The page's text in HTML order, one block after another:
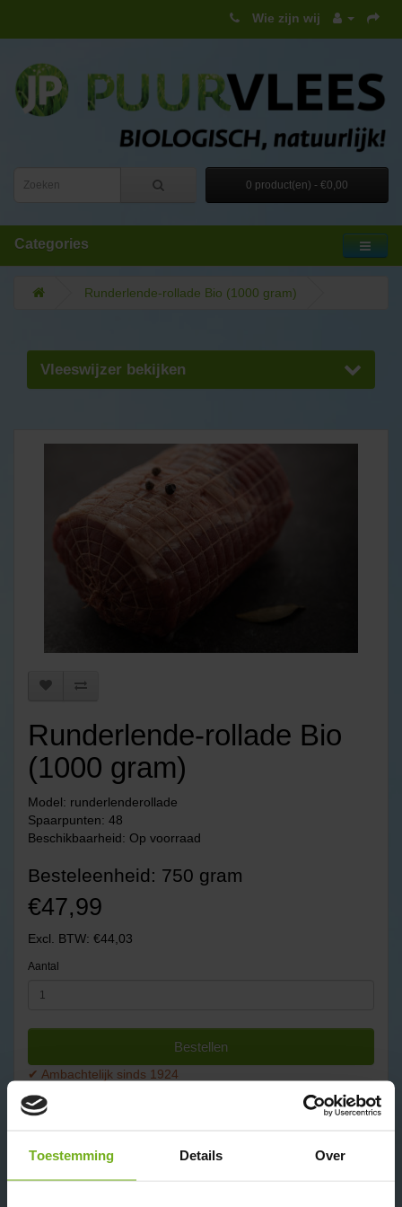
Toestemming Details Over
Wie zijn wij
0 product(en) - €0,00
Categories
Runderlende-rollade Bio (1000 gram)
Vleeswijzer bekijken
Runderlende-rollade Bio
(1000 gram)
Model: runderlenderollade
Spaarpunten: 48
Beschikbaarheid: Op voorraad
Besteleenheid: 750 gram
€47,99
Excl. BTW: €44,03
Aantal
Bestellen
✔ Ambachtelijk sinds 1924
✔ Door heel BE en NL gekoeld en diepvries transport.
✔ Levertijd 1-3 werkdagen indien op voorraad.
✔ Lees goed de bezorg info:biologisch vlees bezorgen